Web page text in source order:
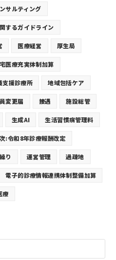
サルティング
するガイドライン
医療経営 厚生局
医療充実体制加算
支援診療所 地域包括ケア
変更届 接遇 施設総管
生成AI 生活習慣病管理料
:令和8年診療報酬改定
り 運営管理 過疎地
電子的診療情報連携体制整備加算
療